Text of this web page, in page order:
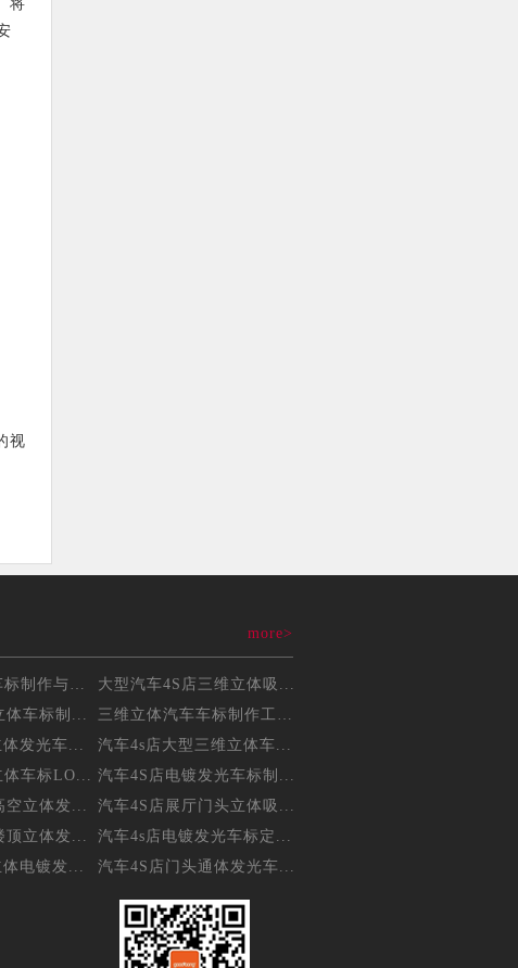
视
more>
大型汽车4S店三维立体吸...
车标制...
发光车...
汽车4s店大型三维立体车...
车标LO...
汽车4S店电镀发光车标制...
立体发...
汽车4S店展厅门头立体吸...
立体发...
汽车4s店电镀发光车标定...
电镀发...
汽车4S店门头通体发光车...